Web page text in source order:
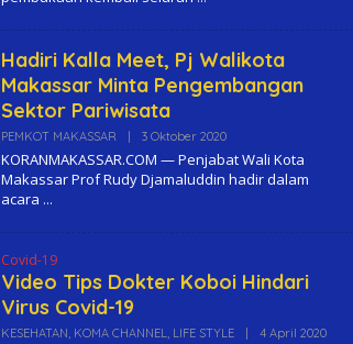
Hadiri Kalla Meet, Pj Walikota
Makassar Minta Pengembangan
Sektor Pariwisata
PEMKOT MAKASSAR | 3 Oktober 2020O
E
H
KORANMAKASSAR.COM — Penjabat Wali Kota
Makassar Prof Rudy Djamaluddin hadir dalam
acara
Covid-19
Video Tips Dokter Koboi Hindari
Virus Covid-19
KESEHATAN KOMA CHANNEL LIFE STYLE | 4 April 2020O